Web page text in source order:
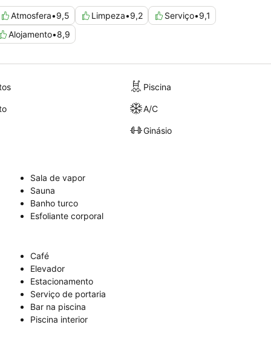
acesso direto à piscinapara desfrutar diretamente da
Atmosfera•9,5 Limpeza•9,2 Serviço•9,1
Alojamento•8,9
Piscina
A/C
Ginásio
Sala de vapor
Sauna
Banho turco
Esfoliante corporal
Café
Elevador
Estacionamento
Serviço de portaria
Bar na piscina
Piscina interior